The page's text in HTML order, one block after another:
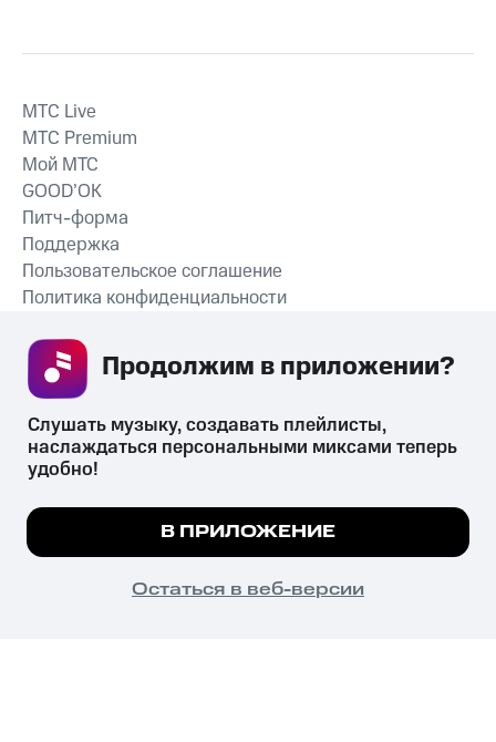
СКАЧАТЬ ПРИЛОЖЕНИЕ
MTС Live
MTС Premium
Мой МТС
GOOD’OK
Питч-форма
Поддержка
Пользовательское соглашение
Политика конфиденциальности
психотропных веществ, их аналогов причиняет вред здоровью,
их незаконный оборот запрещён и влечёт установленную
законодательством ответственность.
© 2026 ООО «КИОН».
Все права защищены
Мы используем куки, чтобы на сайте все
Подробнее
ПОНЯТНО
Слушать музыку, создавать плейлисты,
наслаждаться персональными миксами теперь
удобно!
В ПРИЛОЖЕНИЕ
Остаться в веб-версии